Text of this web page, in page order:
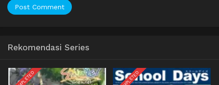
Rekomendasi Series